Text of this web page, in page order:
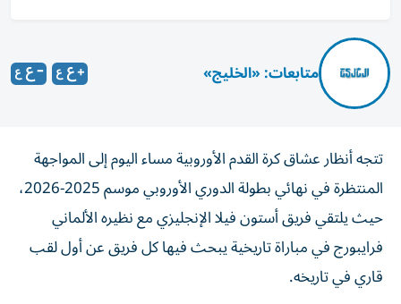
متابعات: «الخليج»
تتجه أنظار عشاق كرة القدم الأوروبية مساء اليوم إلى المواجهة
المنتظرة في نهائي بطولة الدوري الأوروبي موسم 2025-2026،
حيث يلتقي فريق أستون فيلا الإنجليزي مع نظيره الألماني
فرايبورج في مباراة تاريخية يبحث فيها كل فريق عن أول لقب
قاري في تاريخه.